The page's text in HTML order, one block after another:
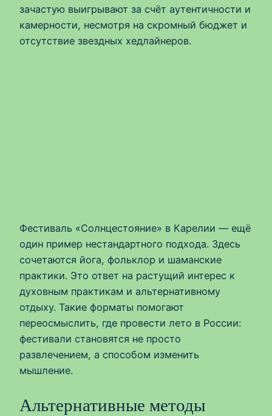
зачастую выигрывают за счёт аутентичности и
камерности, несмотря на скромный бюджет и
отсутствие звездных хедлайнеров.
Фестиваль «Солнцестояние» в Карелии — ещё
один пример нестандартного подхода. Здесь
сочетаются йога, фольклор и шаманские
практики. Это ответ на растущий интерес к
духовным практикам и альтернативному
отдыху. Такие форматы помогают
переосмыслить, где провести лето в России:
фестивали становятся не просто
развлечением, а способом изменить
мышление.
Альтернативные методы